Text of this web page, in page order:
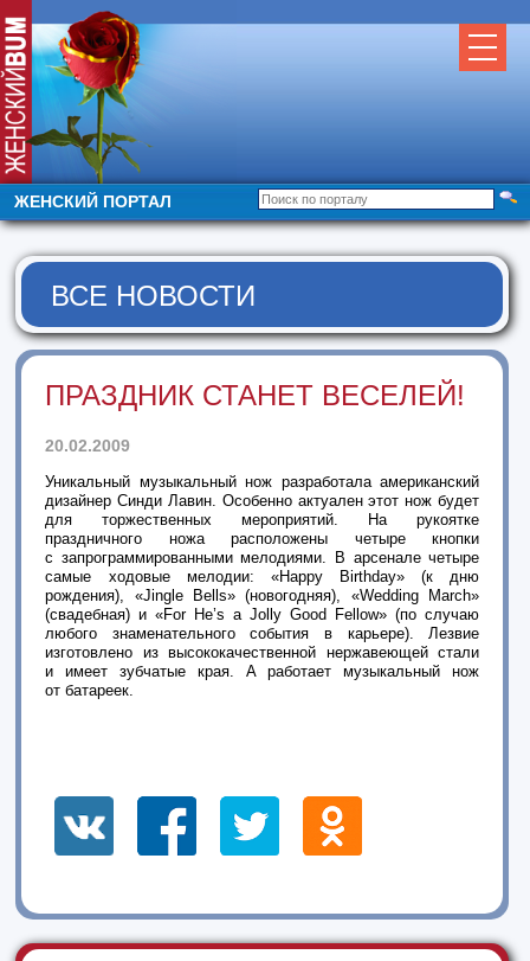
ЖЕНСКИЙ ПОРТАЛ
ВСЕ НОВОСТИ
ПРАЗДНИК СТАНЕТ ВЕСЕЛЕЙ!
20.02.2009
Уникальный музыкальный нож разработала американский
дизайнер Синди Лавин. Особенно актуален этот нож будет
для торжественных мероприятий. На рукоятке
праздничного ножа расположены четыре кнопки
с запрограммированными мелодиями. В арсенале четыре
самые ходовые мелодии: «Happy Birthday» (к дню
рождения), «Jingle Bells» (новогодняя), «Wedding March»
(свадебная) и «For He’s a Jolly Good Fellow» (по случаю
любого знаменательного события в карьере). Лезвие
изготовлено из высококачественной нержавеющей стали
и имеет зубчатые края. А работает музыкальный нож
от батареек.